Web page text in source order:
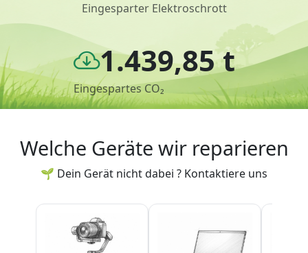
Eingesparter Elektroschrott
1.439,85 t
Eingespartes CO₂
Welche Geräte wir reparieren
🌱 Dein Gerät nicht dabei ? Kontaktiere uns